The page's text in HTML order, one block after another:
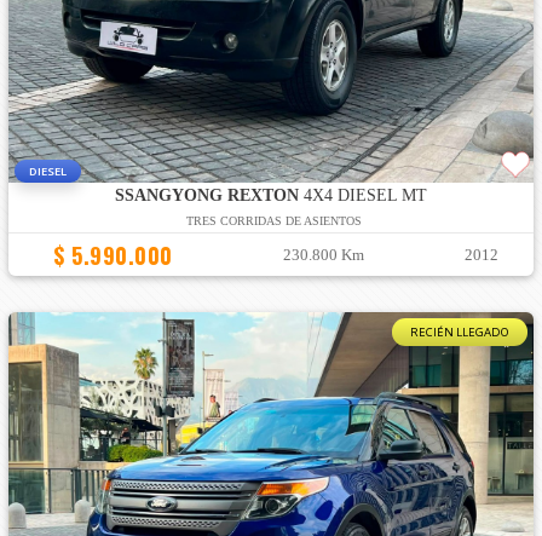
DIESEL
SSANGYONG REXTON4X4 DIESEL MT
TRES CORRIDAS DE ASIENTOS
$ 5.990.000 230.800 Km 2012
RECIÉN LLEGADO